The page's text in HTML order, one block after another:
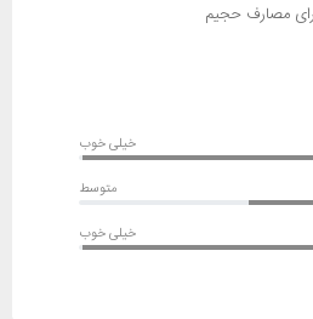
مصارف حجیم
خیلی خوب
متوسط
خیلی خوب